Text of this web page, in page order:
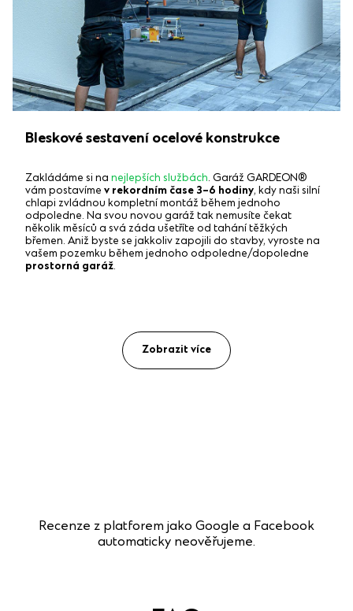
Bleskové sestavení ocelové konstrukce
Zakládáme si na nejlepších službách. Garáž GARDEON®
vám postavíme v rekordním čase 3–6 hodiny, kdy naši silní
chlapi zvládnou kompletní montáž během jednoho
odpoledne. Na svou novou garáž tak nemusíte čekat
několik měsíců a svá záda ušetříte od tahání těžkých
břemen. Aniž byste se jakkoliv zapojili do stavby, vyroste na
vašem pozemku během jednoho odpoledne/dopoledne
prostorná garáž.
Zobrazit více
Recenze z platforem jako Google a Facebook
automaticky neověřujeme.